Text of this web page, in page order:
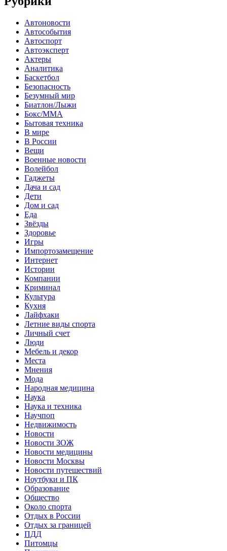
Автоновости
Автособытия
Автоспорт
Автоэксперт
Актеры
Аналитика
Баскетбол
Безопасность
Безумный мир
Биатлон/Лыжи
Бокс/MMA
Бытовая техника
В мире
В России
Вещи
Военные новости
Волейбол
Гаджеты
Дача и сад
Дети
Дом и сад
Еда
Звёзды
Здоровье
Игры
Импортозамещение
Интернет
Истории
Компании
Криминал
Культура
Кухня
Лайфхаки
Летние виды спорта
Личный счет
Люди
Мебель и декор
Места
Мнения
Мода
Народная медицина
Наука
Наука и техника
Научпоп
Недвижимость
Новости
Новости ЗОЖ
Новости медицины
Новости Москвы
Новости путешествий
Ноутбуки и ПК
Образование
Общество
Около спорта
Отдых в России
Отдых за границей
ПДД
Питомцы